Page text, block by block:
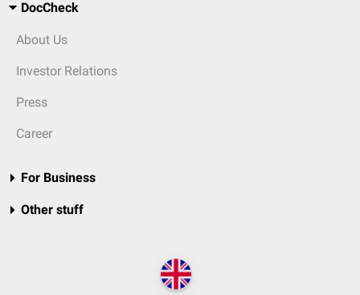
DocCheck
About Us
Investor Relations
Press
Career
For Business
Other stuff